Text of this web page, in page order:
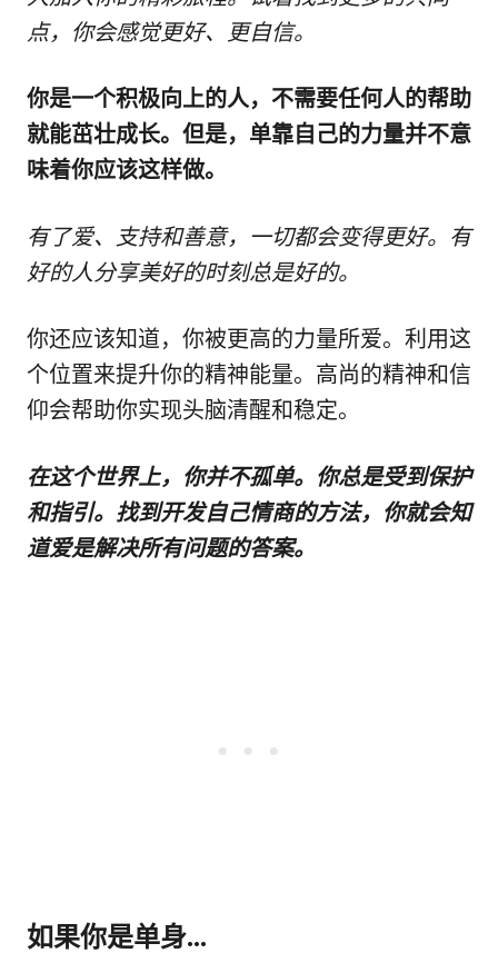
点，你会感觉更好、更自信。
你是一个积极向上的人，不需要任何人的帮助
就能茁壮成长。但是，单靠自己的力量并不意
味着你应该这样做。
有了爱、支持和善意，一切都会变得更好。有
好的人分享美好的时刻总是好的。
你还应该知道，你被更高的力量所爱。利用这
个位置来提升你的精神能量。高尚的精神和信
仰会帮助你实现头脑清醒和稳定。
在这个世界上，你并不孤单。你总是受到保护
和指引。找到开发自己情商的方法，你就会知
道爱是解决所有问题的答案。
如果你是单身...